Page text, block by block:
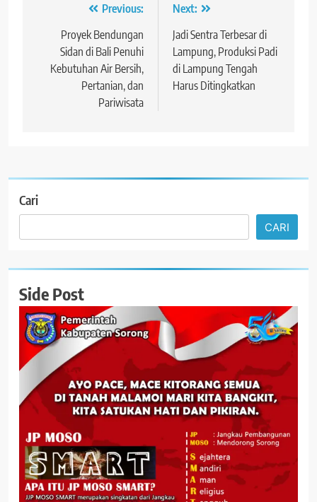
Navigasi Previous:
Proyek Bendungan
Sidan di Bali Penuhi
Kebutuhan Air Bersih,
Pertanian, dan
Pariwisata
Next:
Jadi Sentra Terbesar di
Lampung, Produksi Padi
di Lampung Tengah
Harus Ditingkatkan
Cari
CARI
Side Post